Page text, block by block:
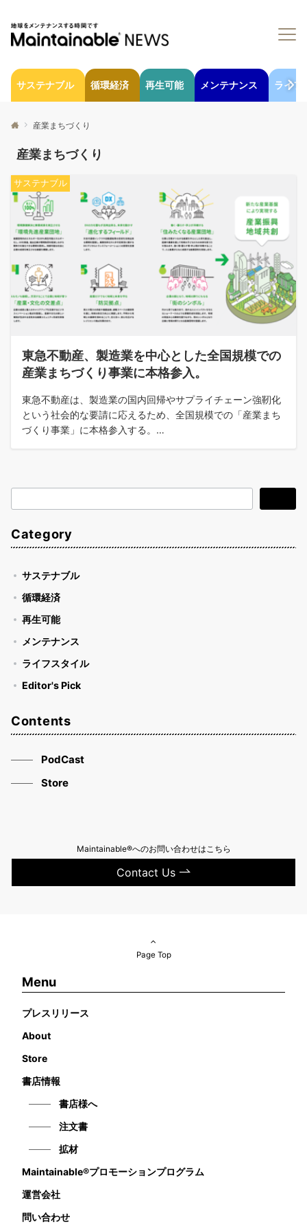
サステナブル 循環経済 再生可能 メンテナンス ライフ
産業まちづくり
産業まちづくり
サステナブル
東急不動産、製造業を中心とした全国規模での
産業まちづくり事業に本格参入。
東急不動産は、製造業の国内回帰やサプライチェーン強靭化
という社会的な要請に応えるため、全国規模での「産業まち
づくり事業」に本格参入する。…
索
Category
サステナブル
循環経済
再生可能
メンテナンス
ライフスタイル
Editor's Pick
Contents
PodCast
Store
Maintainable®へのお問い合わせはこちら
Contact Us
Page Top
Menu
プレスリリース
About
Store
書店情報
書店様へ
注文書
拡材
Maintainable®プロモーションプログラム
運営会社
問い合わせ